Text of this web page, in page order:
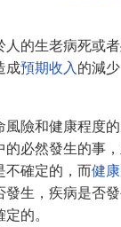
人的生老病死或
成預期收入 的減
險和健康程度的
必然發生的事，
不確定的，而健
發生，疾病是否
的。